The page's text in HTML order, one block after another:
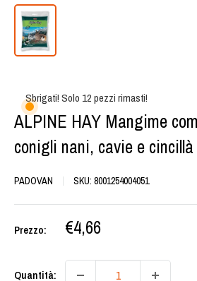
Sbrigati! Solo 12 pezzi rimasti!
ALPINE HAY Mangime
conigli nani, cavie e
PADOVAN SKU: 8001254004051
Prezzo: Prezzo
€4,66
Quantità: